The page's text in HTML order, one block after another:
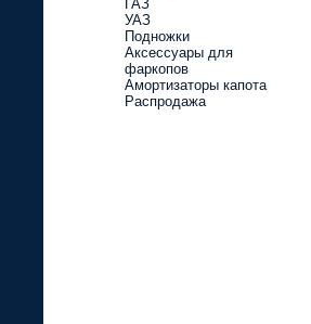
ГАЗ
УАЗ
Подножки
Аксессуары для
фаркопов
Амортизаторы капота
Распродажа